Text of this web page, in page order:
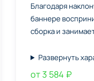
Благодаря
баннере
сборка и
Развернуть
от 3 584 ₽